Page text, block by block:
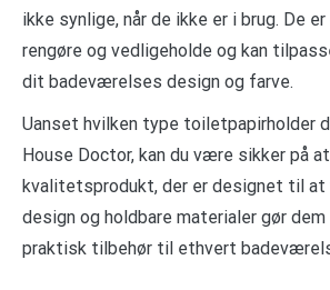
ikke synlige, når de ikke er i brug. De
rengøre og vedligeholde og kan
dit badeværelses design og farve.
Uanset hvilken type toiletpapirholder
House Doctor, kan du være sikker på
kvalitetsprodukt, der er designet til at
design og holdbare materialer gør
praktisk tilbehør til ethvert